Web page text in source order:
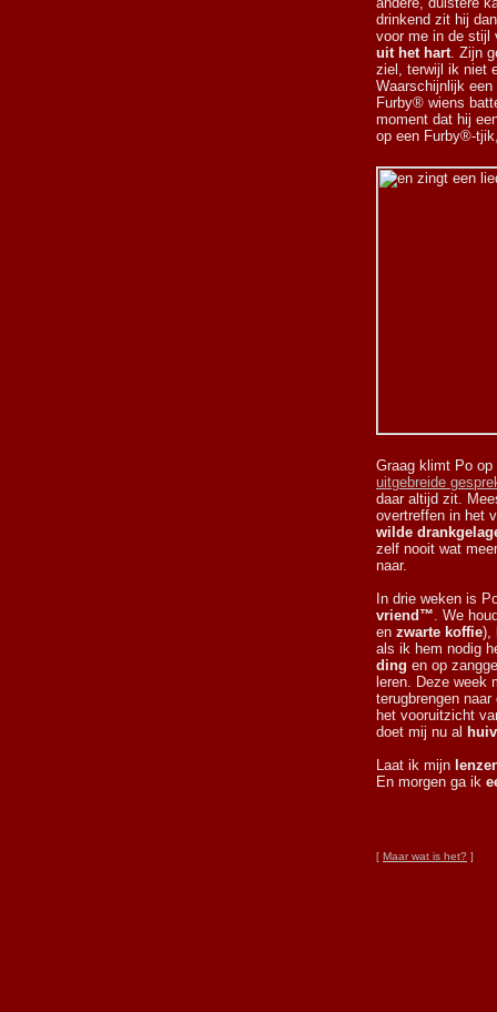
drinkend zit hij
voor me in de stijl
uit het hart. Zijn
ziel, terwijl ik niet
Waarschijnlijk een
Furby® wiens
moment dat hij
op een Furby®-
Graag klimt Po
uitgebreide
daar altijd zit.
overtreffen in het
wilde
zelf nooit wat
naar.
In drie weken is
vriend™. We
en zwarte koffie),
als ik hem nodig
ding en op
leren. Deze week
terugbrengen
het vooruitzicht
doet mij nu al
Laat ik mijn
En morgen ga ik
[ Maar wat is het? ]